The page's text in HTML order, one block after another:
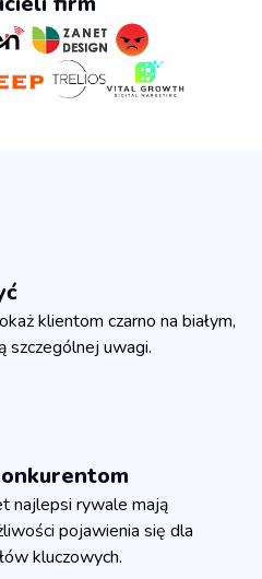
klientom czarno na białym,
szczególnej uwagi.
najlepsi rywale mają
pojawienia się dla
kluczowych.